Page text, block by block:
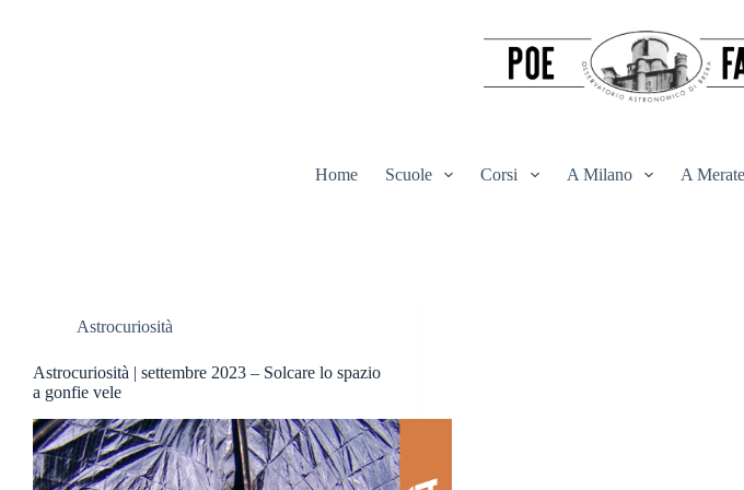
Home Scuole Corsi A Milano A Merate
Astrocuriosità
Astrocuriosità | settembre 2023 – Solcare lo spazio
a gonfie vele